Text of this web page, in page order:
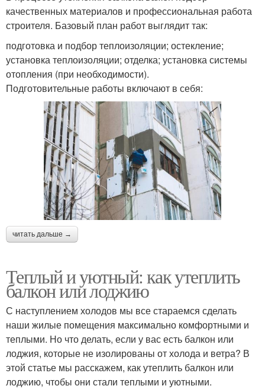
качественных материалов и профессиональная работа
строителя. Базовый план работ выглядит так:
подготовка и подбор теплоизоляции; остекление;
установка теплоизоляции; отделка; установка системы
отопления (при необходимости).
Подготовительные работы включают в себя:
читать дальше →
Теплый и уютный: как утеплить
балкон или лоджию
С наступлением холодов мы все стараемся сделать
наши жилые помещения максимально комфортными и
теплыми. Но что делать, если у вас есть балкон или
лоджия, которые не изолированы от холода и ветра? В
этой статье мы расскажем, как утеплить балкон или
лоджию, чтобы они стали теплыми и уютными.